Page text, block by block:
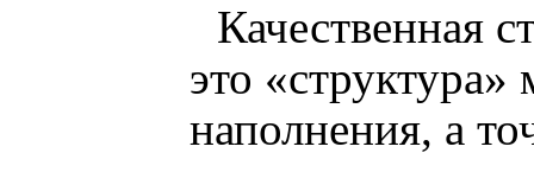
Качественная
это «структура»
наполнения, а